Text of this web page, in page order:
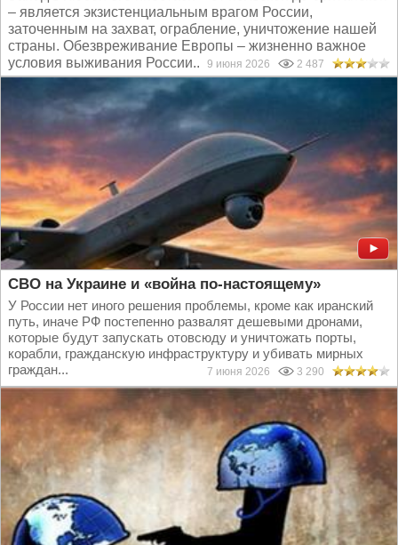
– является экзистенциальным врагом России,
заточенным на захват, ограбление, уничтожение нашей
страны. Обезвреживание Европы – жизненно важное
условия выживания России...
9 июня 2026 2 487
СВО на Украине и «война по-настоящему»
У России нет иного решения проблемы, кроме как иранский
путь, иначе РФ постепенно развалят дешевыми дронами,
которые будут запускать отовсюду и уничтожать порты,
корабли, гражданскую инфраструктуру и убивать мирных
граждан...
7 июня 2026 3 290